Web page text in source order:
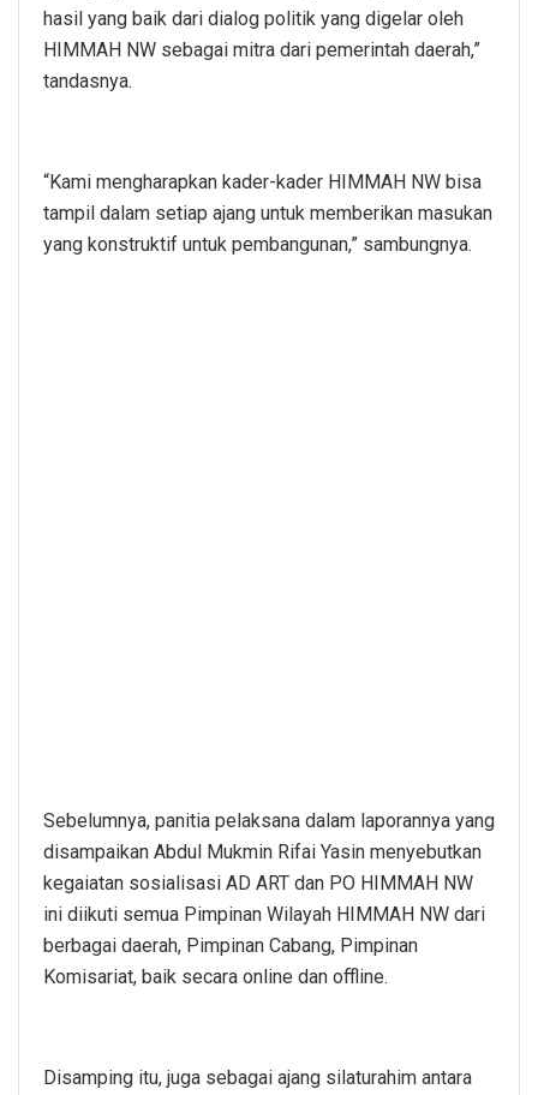
hasil yang baik dari dialog politik yang digelar oleh
HIMMAH NW sebagai mitra dari pemerintah daerah,”
tandasnya.
“Kami mengharapkan kader-kader HIMMAH NW bisa
tampil dalam setiap ajang untuk memberikan masukan
yang konstruktif untuk pembangunan,” sambungnya.
Sebelumnya, panitia pelaksana dalam laporannya yang
disampaikan Abdul Mukmin Rifai Yasin menyebutkan
kegaiatan sosialisasi AD ART dan PO HIMMAH NW
ini diikuti semua Pimpinan Wilayah HIMMAH NW dari
berbagai daerah, Pimpinan Cabang, Pimpinan
Komisariat, baik secara online dan offline.
Disamping itu, juga sebagai ajang silaturahim antara